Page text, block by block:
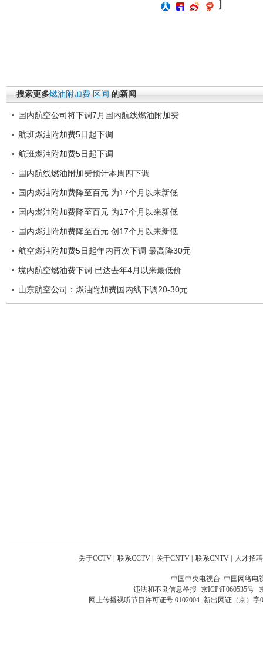
】
搜索更多燃油附加费 区间 的新闻
国内航空公司将下调7月国内航线燃油附加费
航班燃油附加费5日起下调
航班燃油附加费5日起下调
国内航线燃油附加费预计本周四下调
国内燃油附加费降至百元 为17个月以来新低
国内燃油附加费降至百元 为17个月以来新低
国内燃油附加费降至百元 创17个月以来新低
航空燃油附加费5日起年内再次下调 最高降30元
境内航空燃油费下调 已达去年4月以来最低价
山东航空公司：燃油附加费国内线下调20-30元
关于CCTV 联系CCTV 关于CNTV 联系CNTV 人才招聘
中国中央电视台 中国网络电
违法和不良信息举报 京ICP证060535号
网上传播视听节目许可证号 0102004 新出网证（京）